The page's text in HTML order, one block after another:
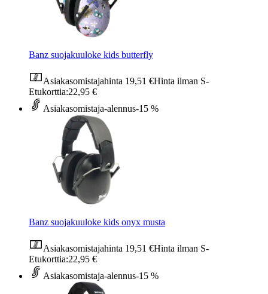
Banz suojakuuloke kids butterfly
Asiakasomistajahinta 19,51 €Hinta ilman S-
Etukorttia:22,95 €
Asiakasomistaja-alennus-15 %
Banz suojakuuloke kids onyx musta
Asiakasomistajahinta 19,51 €Hinta ilman S-
Etukorttia:22,95 €
Asiakasomistaja-alennus-15 %